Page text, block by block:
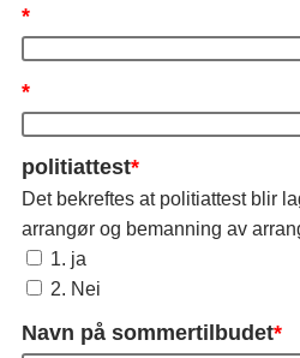
*
*
politiattest*
Det bekreftes at politiattest blir
arrangør og bemanning av
1. ja
2. Nei
Navn på sommertilbudet*